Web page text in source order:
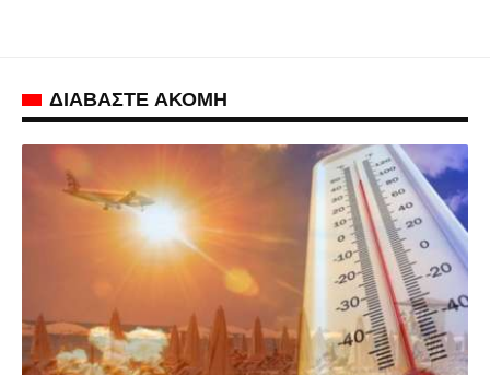
ΔΙΑΒΑΣΤΕ ΑΚΟΜΗ